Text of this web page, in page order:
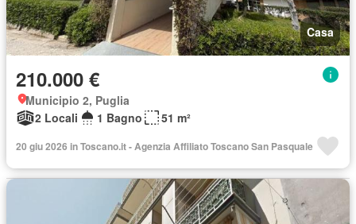
Casa
210.000 €
Municipio 2, Puglia
2 Locali
1 Bagno 51 m²
20 giu 2026 in Toscano.it - Agenzia Affiliato Toscano San Pasquale